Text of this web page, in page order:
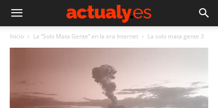
Inicio La “Solo Mata Gente” en la era Internet La solo mata gente 3